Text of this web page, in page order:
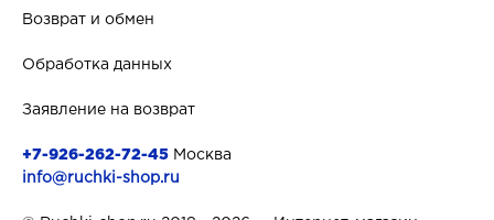
Возврат и обмен
Обработка данных
Заявление на возврат
+7-926-262-72-45 Москва
info@ruchki-shop.ru